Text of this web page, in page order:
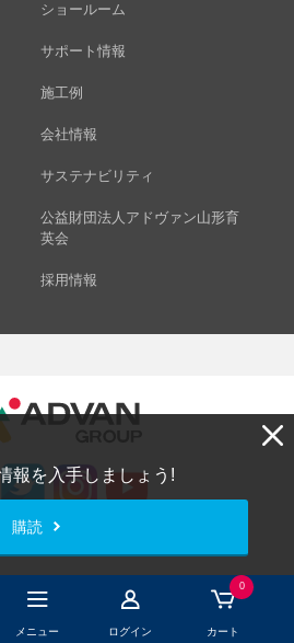
メニュー ログイン
0
カート
報を入手しましょう!
購読
ショールーム
サポート情報
施工例
会社情報
サステナビリティ
公益財団法人アドヴァン山形育
英会
採用情報